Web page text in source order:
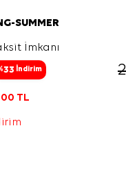
SUMMER
İmkanı
33 İndirim
TL